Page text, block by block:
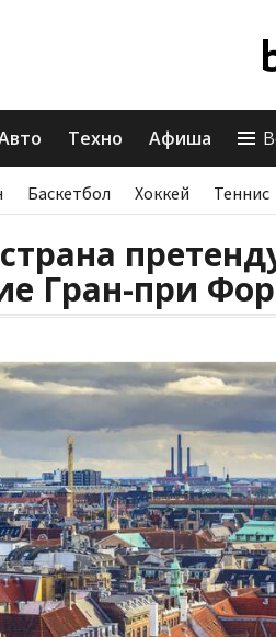
Техно Афиша
Баскетбол Хоккей Теннис
Гран-при